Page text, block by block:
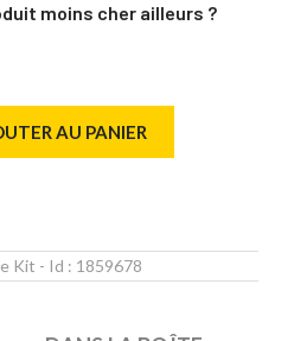
moins cher ailleurs ?
AU PANIER
Kit - Id : 1859678